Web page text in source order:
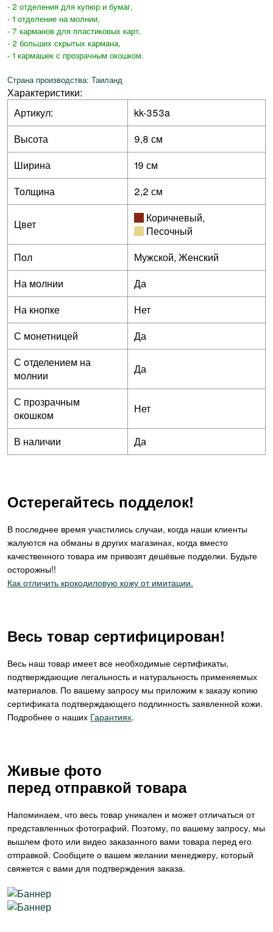
- 2 отделения для купюр и бумаг,
- 1 отделение на молнии,
- 7 карманов для пластиковых карт,
- 2 больших скрытых кармана,
- 1 кармашек с прозрачным окошком.
Страна производства: Таиланд
Характеристики:
Артикул:
kk-353a
Высота
9,8 см
Ширина
19 см
Толщина
2,2 см
Цвет Коричневый,
Песочный
Пол
Мужской, Женский
На молнии
Да
На кнопке
Нет
С монетницей
Да
С отделением на
молнии
Да
С прозрачным
окошком
Нет
В наличии Да
Остерегайтесь подделок!
В последнее время участились случаи, когда наши клиенты
жалуются на обманы в других магазинах, когда вместо
качественного товара им привозят дешёвые подделки. Будьте
осторожны!!
Как отличить крокодиловую кожу от имитации.
Весь товар сертифицирован!
Весь наш товар имеет все необходимые сертификаты,
подтверждающие легальность и натуральность применяемых
материалов. По вашему запросу мы приложим к заказу копию
сертификата подтверждающего подлинность заявленной кожи.
Подробнее о наших Гарантиях.
Живые фото
перед отправкой товара
Напоминаем, что весь товар уникален и может отличаться от
представленных фотографий. Поэтому, по вашему запросу, мы
вышлем фото или видео заказанного вами товара перед его
отправкой. Сообщите о вашем желании менеджеру, который
свяжется с вами для подтверждения заказа.